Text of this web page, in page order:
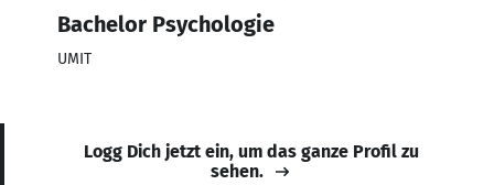
Bachelor Psychologie
UMIT
Logg Dich jetzt ein, um das ganze Profil zu
sehen.